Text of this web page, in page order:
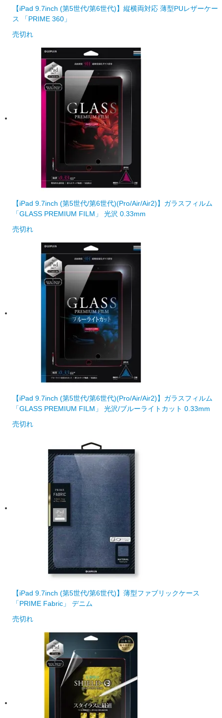
【iPad 9.7inch (第5世代/第6世代)】縦横両対応 薄型PUレザーケー
ス 「PRIME 360」
売切れ
【iPad 9.7inch (第5世代/第6世代)(Pro/Air/Air2)】ガラスフィルム
「GLASS PREMIUM FILM」 光沢 0.33mm
売切れ
【iPad 9.7inch (第5世代/第6世代)(Pro/Air/Air2)】ガラスフィルム
「GLASS PREMIUM FILM」 光沢/ブルーライトカット 0.33mm
売切れ
【iPad 9.7inch (第5世代/第6世代)】薄型ファブリックケース
「PRIME Fabric」 デニム
売切れ